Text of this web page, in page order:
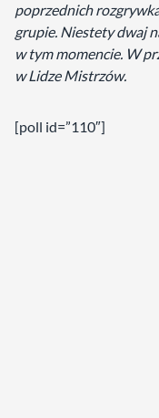
poprzednich
grupie. Niestety dwaj
w tym momencie. W
w Lidze Mistrzów.
[poll id=”110″]